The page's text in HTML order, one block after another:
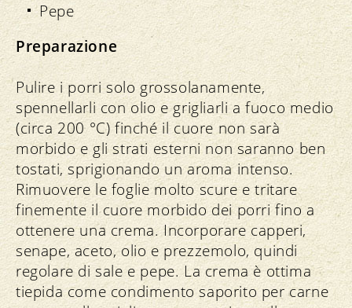
Pepe
Preparazione
Pulire i porri solo grossolanamente,
spennellarli con olio e grigliarli a fuoco medio
(circa 200 °C) finché il cuore non sarà
morbido e gli strati esterni non saranno ben
tostati, sprigionando un aroma intenso.
Rimuovere le foglie molto scure e tritare
finemente il cuore morbido dei porri fino a
ottenere una crema. Incorporare capperi,
senape, aceto, olio e prezzemolo, quindi
regolare di sale e pepe. La crema è ottima
tiepida come condimento saporito per carne